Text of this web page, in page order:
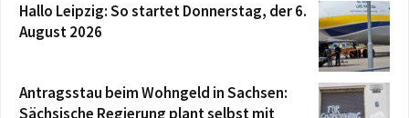
Hallo Leipzig: So startet Donnerstag, der 6.
August 2026
Antragsstau beim Wohngeld in Sachsen:
Sächsische Regierung plant selbst mit